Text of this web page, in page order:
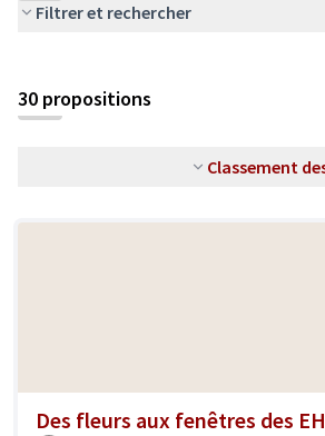
Filtrer et rechercher
30 propositions
Classement
Des fleurs aux fenêtres des